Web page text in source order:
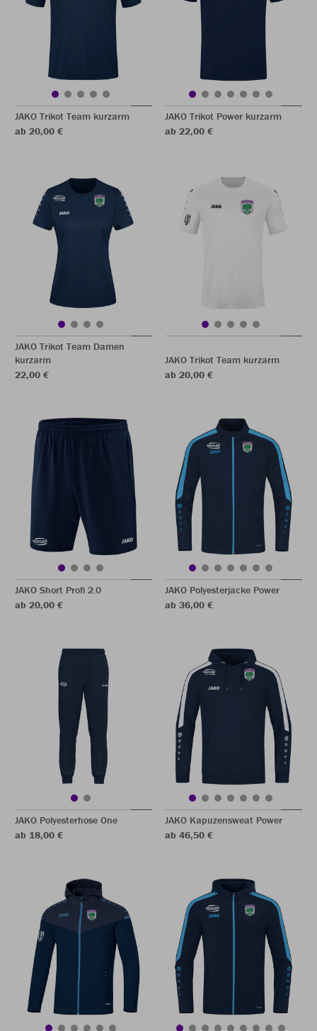
JAKO Trikot Team kurzarm
ab 20,00 €
JAKO Trikot Power kurzarm
ab 22,00 €
JAKO Trikot Team Damen
kurzarm
22,00 €
JAKO Trikot Team kurzarm
ab 20,00 €
JAKO Short Profi 2.0
ab 20,00 €
JAKO Polyesterjacke Power
ab 36,00 €
JAKO Polyesterhose One
ab 18,00 €
JAKO Kapuzensweat Power
ab 46,50 €